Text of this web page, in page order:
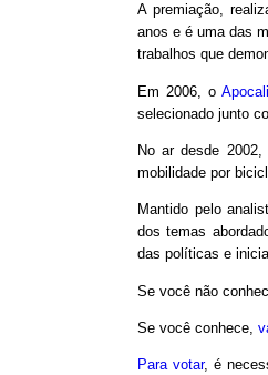
A premiação,
anos e é uma das
trabalhos que
Em 2006, o
selecionado junto
No ar desde
mobilidade por
Mantido pelo
dos temas
das políticas e
Se você não
Se você conhece,
Para votar, é